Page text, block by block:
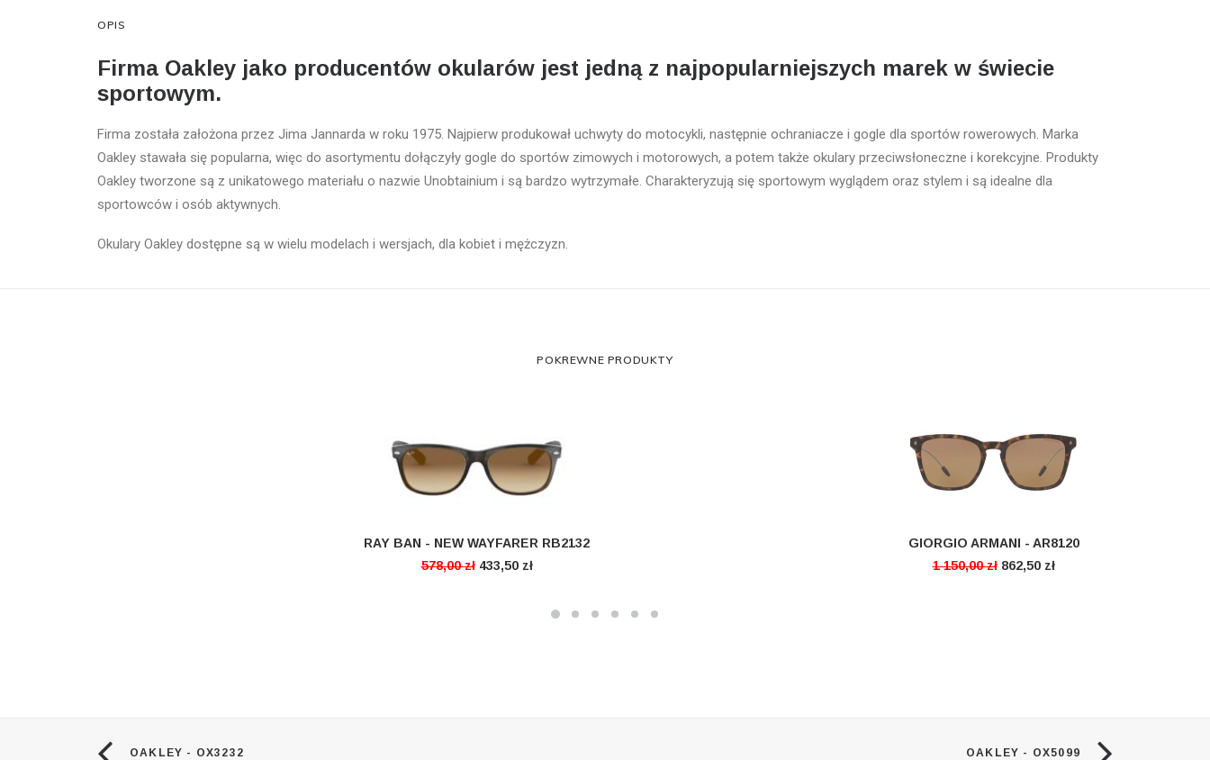
OPIS
Firma Oakley jako producentów okularów jest jedną z najpopularniejszych marek w świecie
sportowym.
Firma została założona przez Jima Jannarda w roku 1975. Najpierw produkował uchwyty do motocykli, następnie ochraniacze i gogle dla sportów rowerowych. Marka
Oakley stawała się popularna, więc do asortymentu dołączyły gogle do sportów zimowych i motorowych, a potem także okulary przeciwsłoneczne i korekcyjne. Produkty
Oakley tworzone są z unikatowego materiału o nazwie Unobtainium i są bardzo wytrzymałe. Charakteryzują się sportowym wyglądem oraz stylem i są idealne dla
sportowców i osób aktywnych.
Okulary Oakley dostępne są w wielu modelach i wersjach, dla kobiet i mężczyzn.
POKREWNE PRODUKTY
RAY BAN - NEW WAYFARER RB2132
578,00zł 433,50 zł
GIORGIO ARMANI - AR8120
1 150,00zł 862,50 zł
OAKLEY - OX3232 OAKLEY - OX5099